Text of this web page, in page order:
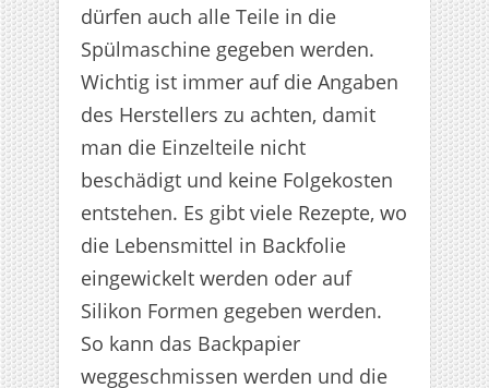
dürfen auch alle Teile in die
Spülmaschine gegeben werden.
Wichtig ist immer auf die Angaben
des Herstellers zu achten, damit
man die Einzelteile nicht
beschädigt und keine Folgekosten
entstehen. Es gibt viele Rezepte, wo
die Lebensmittel in Backfolie
eingewickelt werden oder auf
Silikon Formen gegeben werden.
So kann das Backpapier
weggeschmissen werden und die